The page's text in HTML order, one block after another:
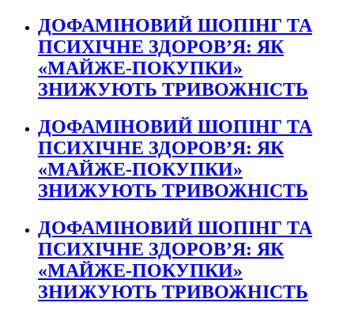
ДОФАМІНОВИЙ ШОПІНГ ТА
ПСИХІЧНЕ ЗДОРОВ’Я: ЯК
«МАЙЖЕ-ПОКУПКИ»
ЗНИЖУЮТЬ ТРИВОЖНІСТЬ
ДОФАМІНОВИЙ ШОПІНГ ТА
ПСИХІЧНЕ ЗДОРОВ’Я: ЯК
«МАЙЖЕ-ПОКУПКИ»
ЗНИЖУЮТЬ ТРИВОЖНІСТЬ
ДОФАМІНОВИЙ ШОПІНГ ТА
ПСИХІЧНЕ ЗДОРОВ’Я: ЯК
«МАЙЖЕ-ПОКУПКИ»
ЗНИЖУЮТЬ ТРИВОЖНІСТЬ